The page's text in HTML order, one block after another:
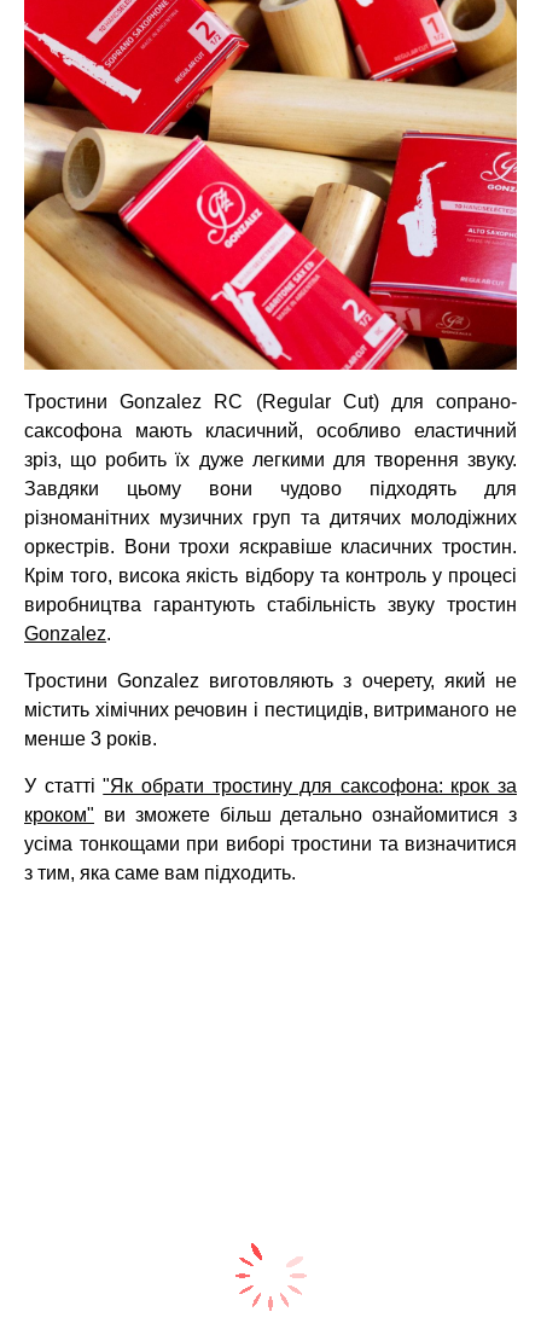
Тростини Gonzalez RC (Regular Cut) для сопрано-
саксофона мають класичний, особливо еластичний
зріз, що робить їх дуже легкими для творення звуку.
Завдяки цьому вони чудово підходять для
різноманітних музичних груп та дитячих молодіжних
оркестрів. Вони трохи яскравіше класичних тростин.
Крім того, висока якість відбору та контроль у процесі
виробництва гарантують стабільність звуку тростин
Gonzalez.
Тростини Gonzalez виготовляють з очерету, який не
містить хімічних речовин і пестицидів, витриманого не
менше 3 років.
У статті"Як обрати тростину для саксофона: крок за
кроком" ви зможете більш детально ознайомитися з
усіма тонкощами при виборі тростини та визначитися
з тим, яка саме вам підходить.